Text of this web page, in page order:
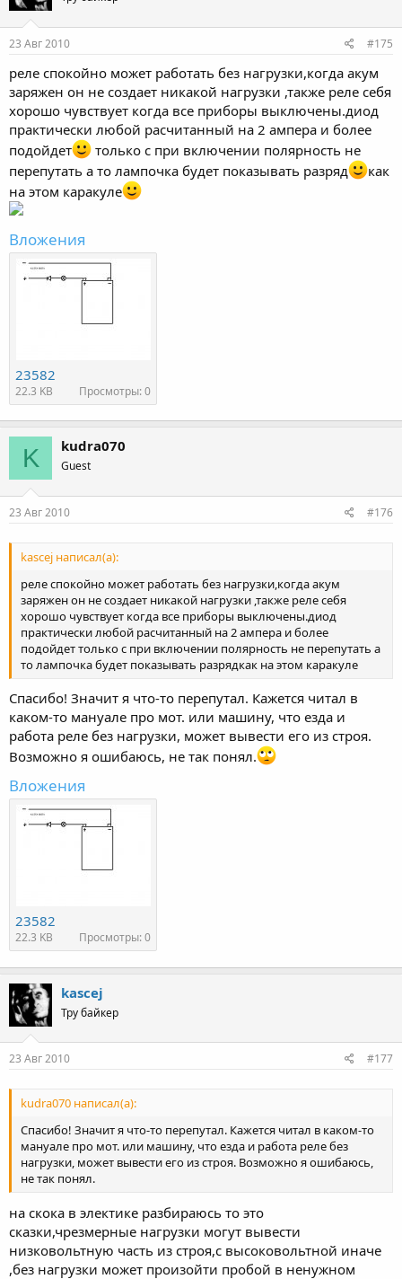
23 Авг 2010 #175
реле спокойно может работать без нагрузки,когда акум
заряжен он не создает никакой нагрузки ,также реле себя
хорошо чувствует когда все приборы выключены.диод
практически любой расчитанный на 2 ампера и более
подойдет
только с при включении полярность не
перепутать а то лампочка будет показывать разряд
как
на этом каракуле
Вложения
23582
22.3 KB Просмотры: 0
K kudra070
Guest
23 Авг 2010 #176
kascej написал(а):
реле спокойно может работать без нагрузки,когда акум
заряжен он не создает никакой нагрузки ,также реле себя
хорошо чувствует когда все приборы выключены.диод
практически любой расчитанный на 2 ампера и более
подойдет только с при включении полярность не перепутать а
то лампочка будет показывать разрядкак на этом каракуле
Спасибо! Значит я что-то перепутал. Кажется читал в
каком-то мануале про мот. или машину, что езда и
работа реле без нагрузки, может вывести его из строя.
Возможно я ошибаюсь, не так понял.
Вложения
23582
22.3 KB Просмотры: 0
kascej
Тру байкер
23 Авг 2010 #177
kudra070 написал(а):
Спасибо! Значит я что-то перепутал. Кажется читал в каком-то
мануале про мот. или машину, что езда и работа реле без
нагрузки, может вывести его из строя. Возможно я ошибаюсь,
не так понял.
на скока в электике разбираюсь то это
сказки,чрезмерные нагрузки могут вывести
низковольтную часть из строя,с высоковольтной иначе
,без нагрузки может произойти пробой в ненужном